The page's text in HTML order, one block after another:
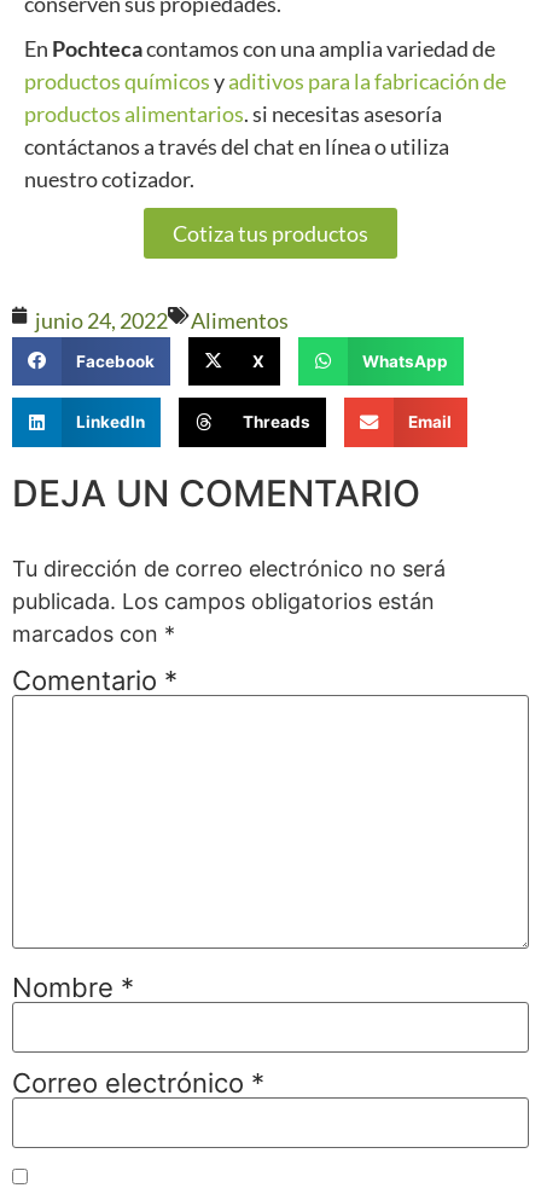
En Pochtecacontamos con una amplia variedad de
productos químicosyaditivos para la fabricación de
productos alimentarios. si necesitas asesoría
contáctanos a través del chat en línea o utiliza
nuestro cotizador.
Cotiza tus productos
junio 24, 2022 Alimentos
Facebook X WhatsApp
LinkedIn Threads Email
DEJA UN COMENTARIO
Tu dirección de correo electrónico no será
publicada. Los campos obligatorios están
marcados con *
Comentario *
Nombre *
Correo electrónico *